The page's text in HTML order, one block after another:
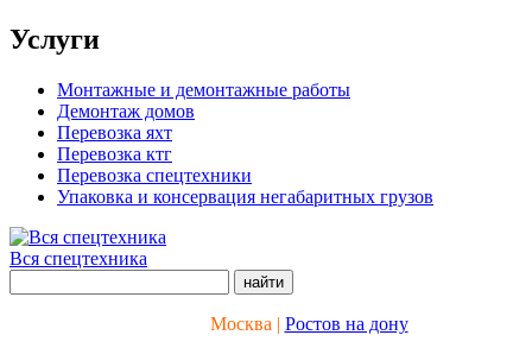
Услуги
Монтажные и демонтажные работы
Демонтаж домов
Перевозка яхт
Перевозка ктг
Перевозка спецтехники
Упаковка и консервация негабаритных грузов
Вся спецтехника
Москва | Ростов на дону